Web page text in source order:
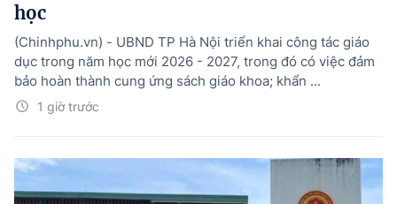
học
1 giờ trước
(Chinhphu.vn) - UBND TP Hà Nội triển khai công tác giáo
dục trong năm học mới 2026 - 2027, trong đó có việc đảm
bảo hoàn thành cung ứng sách giáo khoa; khẩn ...